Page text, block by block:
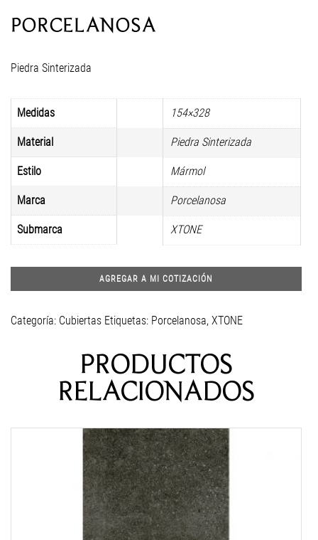
PORCELANOSA
Piedra Sinterizada
Medidas 154×328
Material Piedra Sinterizada
Estilo Mármol
Marca Porcelanosa
Submarca XTONE
AGREGAR A MI COTIZACIÓN
Categoría: Cubiertas Etiquetas: Porcelanosa, XTONE
PRODUCTOS
RELACIONADOS